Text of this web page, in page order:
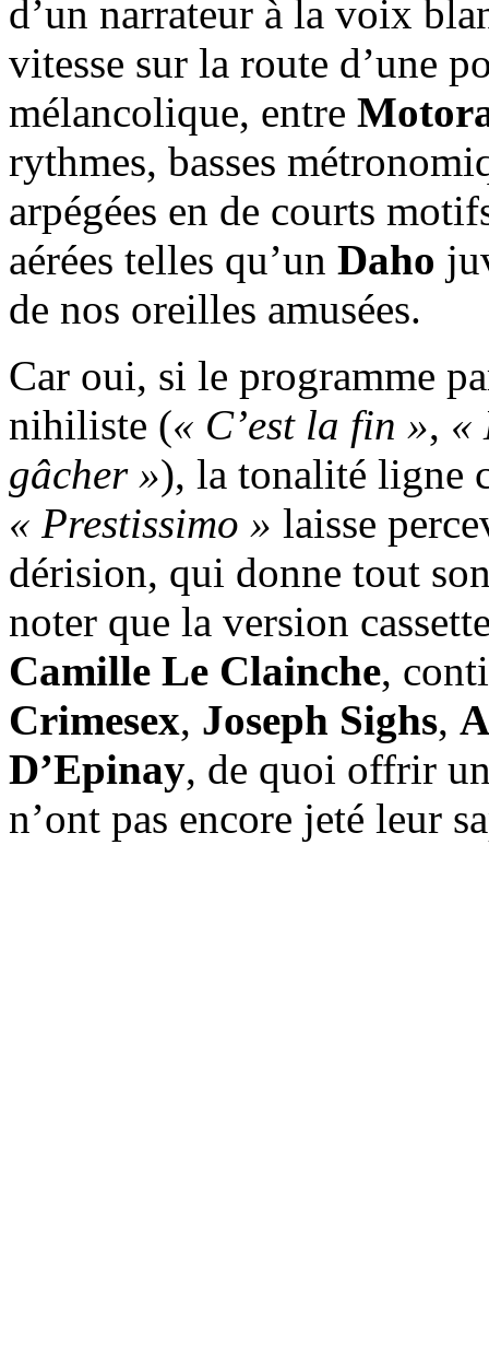
d’un narrateur à la voix
vitesse sur la route d’une
mélancolique, entre
rythmes, basses
arpégées en de courts
aérées telles qu’un Daho
de nos oreilles amusées.
Car oui, si le programme
nihiliste (« C’est la fin », «
gâcher »), la tonalité ligne
« Prestissimo » laisse
dérision, qui donne tout
noter que la version
Camille Le Clainche,
Crimesex, Joseph Sighs,
D’Epinay, de quoi offrir
n’ont pas encore jeté leur